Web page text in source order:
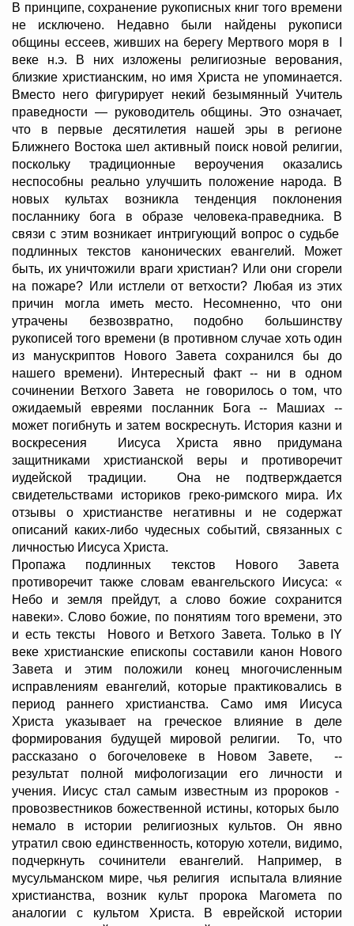
В принципе, сохранение рукописных книг того времени
не исключено. Недавно были найдены рукописи
общины ессеев, живших на берегу Мертвого моря в I
веке н.э. В них изложены религиозные верования,
близкие христианским, но имя Христа не упоминается.
Вместо него фигурирует некий безымянный Учитель
праведности — руководитель общины. Это означает,
что в первые десятилетия нашей эры в регионе
Ближнего Востока шел активный поиск новой религии,
поскольку традиционные вероучения оказались
неспособны реально улучшить положение народа. В
новых культах возникла тенденция поклонения
посланнику бога в образе человека-праведника. В
связи с этим возникает интригующий вопрос о судьбе
подлинных текстов канонических евангелий. Может
быть, их уничтожили враги христиан? Или они сгорели
на пожаре? Или истлели от ветхости? Любая из этих
причин могла иметь место. Несомненно, что они
утрачены безвозвратно, подобно большинству
рукописей того времени (в противном случае хоть один
из манускриптов Нового Завета сохранился бы до
нашего времени). Интересный факт -- ни в одном
сочинении Ветхого Завета не говорилось о том, что
ожидаемый евреями посланник Бога -- Машиах --
может погибнуть и затем воскреснуть. История казни и
воскресения Иисуса Христа явно придумана
защитниками христианской веры и противоречит
иудейской традиции. Она не подтверждается
свидетельствами историков греко-римского мира. Их
отзывы о христианстве негативны и не содержат
описаний каких-либо чудесных событий, связанных с
личностью Иисуса Христа.
Пропажа подлинных текстов Нового Завета
противоречит также словам евангельского Иисуса: «
Небо и земля прейдут, а слово божие сохранится
навеки». Слово божие, по понятиям того времени, это
и есть тексты Нового и Ветхого Завета. Только в IY
веке христианские епископы составили канон Нового
Завета и этим положили конец многочисленным
исправлениям евангелий, которые практиковались в
период раннего христианства. Само имя Иисуса
Христа указывает на греческое влияние в деле
формирования будущей мировой религии. То, что
рассказано о богочеловеке в Новом Завете, --
результат полной мифологизации его личности и
учения. Иисус стал самым известным из пророков -
провозвестников божественной истины, которых было
немало в истории религиозных культов. Он явно
утратил свою единственность, которую хотели, видимо,
подчеркнуть сочинители евангелий. Например, в
мусульманском мире, чья религия испытала влияние
христианства, возник культ пророка Магомета по
аналогии с культом Христа. В еврейской истории